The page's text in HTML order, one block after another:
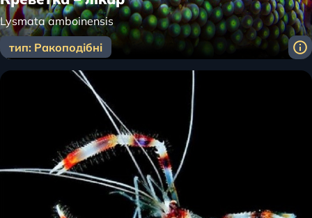
Lysmata amboinensis
тип: Ракоподібні